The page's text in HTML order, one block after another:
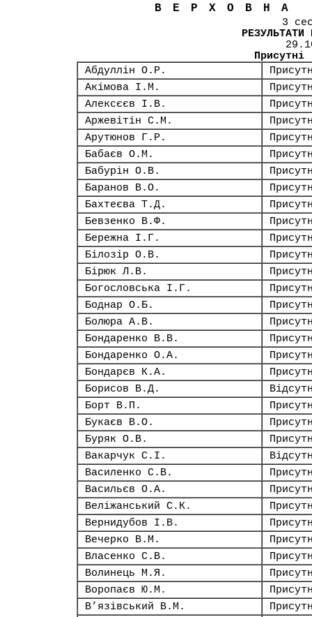
3
РЕЗУЛЬТАТИ
Абдуллін О.Р.
Акімова І.М.
Алексєєв І.В.
Аржевітін С.М.
Арутюнов Г.Р.
Бабаєв О.М.
Бабурін О.В.
Баранов В.О.
Бахтеєва Т.Д.
Бевзенко В.Ф.
Бережна І.Г.
Білозір О.В.
Бірюк Л.В.
Богословська І.Г.
Боднар О.Б.
Болюра А.В.
Бондаренко В.В.
Бондаренко О.А.
Бондарєв К.А.
Борисов В.Д.
Борт В.П.
Букаєв В.О.
Буряк О.В.
Вакарчук С.І.
Василенко С.В.
Васильєв О.А.
Веліжанський С.К.
Вернидубов І.В.
Вечерко В.М.
Власенко С.В.
Волинець М.Я.
Воропаєв Ю.М.
В’язівський В.М.